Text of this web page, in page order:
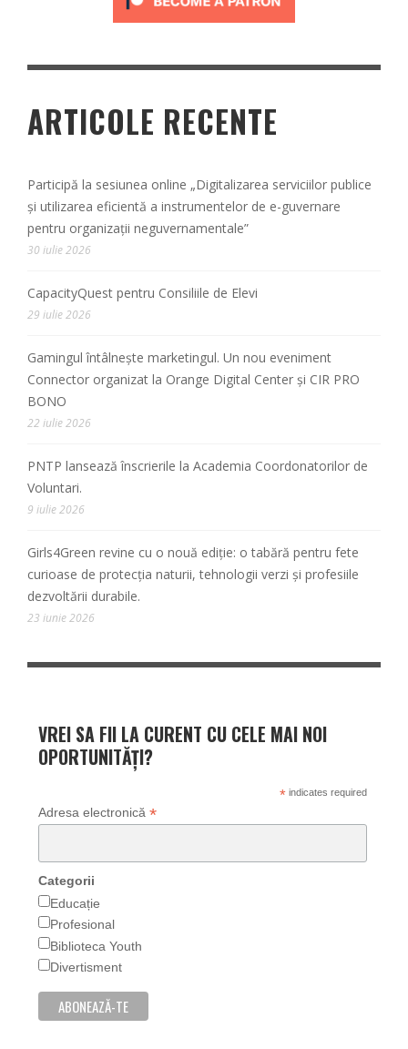
ARTICOLE RECENTE
Participă la sesiunea online „Digitalizarea serviciilor publice
și utilizarea eficientă a instrumentelor de e-guvernare
pentru organizații neguvernamentale”
30 iulie 2026
CapacityQuest pentru Consiliile de Elevi
29 iulie 2026
Gamingul întâlnește marketingul. Un nou eveniment
Connector organizat la Orange Digital Center și CIR PRO
BONO
22 iulie 2026
PNTP lansează înscrierile la Academia Coordonatorilor de
Voluntari.
9 iulie 2026
Girls4Green revine cu o nouă ediție: o tabără pentru fete
curioase de protecția naturii, tehnologii verzi și profesiile
dezvoltării durabile.
23 iunie 2026
VREI SA FII LA CURENT CU CELE MAI NOI
OPORTUNITĂȚI?
*indicates required
Adresa electronică *
Categorii
Educație
Profesional
Biblioteca Youth
Divertisment